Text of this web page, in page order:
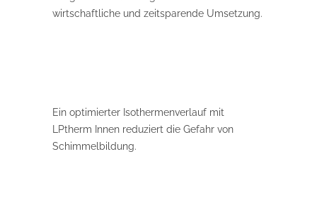
wirtschaftliche und zeitsparende Umsetzung.
Ein optimierter Isothermenverlauf mit
LPtherm Innen reduziert die Gefahr von
Schimmelbildung.